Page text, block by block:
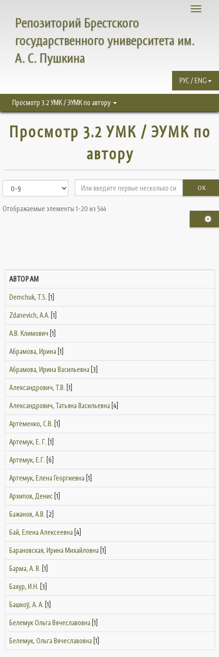
Toggle
Репозиторий Брестского
государственного университета им.
А. С. Пушкина
РУС / ENG
Просмотр 3.2 УМК / ЭУМК по автору
Просмотр 3.2 УМК / ЭУМК по
автору
OK
Отображаемые элементы 1-20 из 544
АВТОРАМ
Demchuk, T.S. [1]
Zdanevich, A.A. [1]
А.В. Климович [1]
Абрамова, Ирина [1]
Абрамова, Ирина Васильевна [3]
Александрович, Т.В. [1]
Александрович, Татьяна Васильевна [4]
Артёменко, С.В. [1]
Артемук, Е. Г. [1]
Артемук, Е.Г. [6]
Артемук, Елена Георгиевна [1]
Архипов, Денис [1]
Бажанов, А.В. [2]
Бай, Елена Алексеевна [4]
Барановская, Ирина Михайловна [1]
Барма, А. В. [1]
Бахур, И.Н. [3]
Башкоў, А. А. [1]
Белемук Ольга Вячеславовна [1]
Белемук, Ольга Вячеславовна [1]